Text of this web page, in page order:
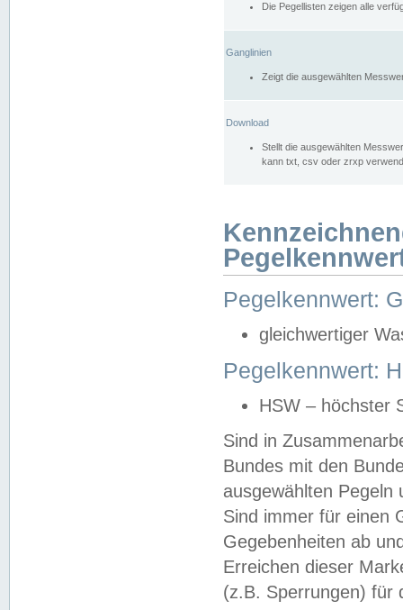
Die Pegellisten zeigen alle
Ganglinien
Zeigt die ausgewählten
Download
Stellt die ausgewählten
kann txt, csv oder zrxp
Pegelkennwert:
gleichwertiger
Pegelkennwert:
HSW – höchster
Sind in
Bundes mit den
ausgewählten
Sind immer für einen
Gegebenheiten ab
Erreichen dieser
(z.B. Sperrungen) für